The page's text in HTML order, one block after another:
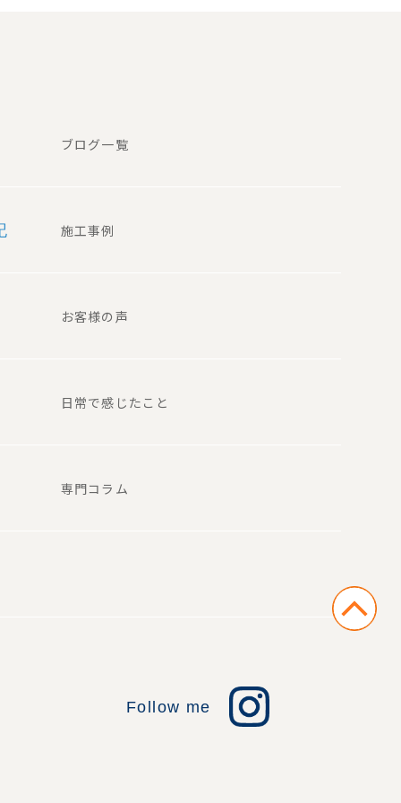
ブログ一覧
施工事例
お客様の声
日常で感じたこと
専門コラム
Follow me